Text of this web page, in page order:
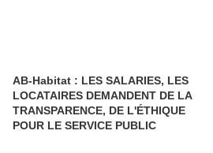
AB-Habitat : LES SALARIES, LES
LOCATAIRES DEMANDENT DE LA
TRANSPARENCE, DE L'ÉTHIQUE
POUR LE SERVICE PUBLIC